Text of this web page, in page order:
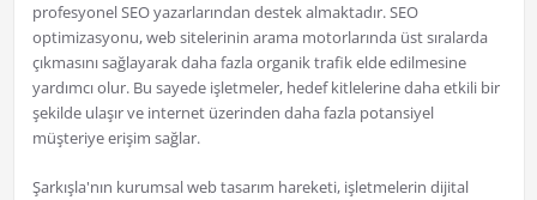
profesyonel SEO yazarlarından destek almaktadır. SEO
optimizasyonu, web sitelerinin arama motorlarında üst sıralarda
çıkmasını sağlayarak daha fazla organik trafik elde edilmesine
yardımcı olur. Bu sayede işletmeler, hedef kitlelerine daha etkili bir
şekilde ulaşır ve internet üzerinden daha fazla potansiyel
müşteriye erişim sağlar.
Şarkışla'nın kurumsal web tasarım hareketi, işletmelerin dijital